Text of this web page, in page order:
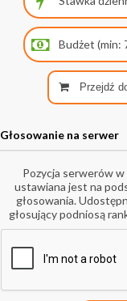
Przejdź
Głosowanie na serwer
Pozycja serwerów
ustawiana jest na
głosowania.
głosujący podniosą